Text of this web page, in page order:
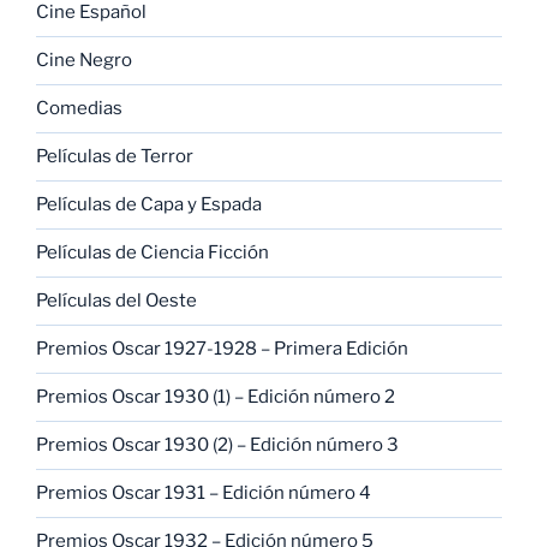
Cine Español
Cine Negro
Comedias
Películas de Terror
Películas de Capa y Espada
Películas de Ciencia Ficción
Películas del Oeste
Premios Oscar 1927-1928 – Primera Edición
Premios Oscar 1930 (1) – Edición número 2
Premios Oscar 1930 (2) – Edición número 3
Premios Oscar 1931 – Edición número 4
Premios Oscar 1932 – Edición número 5